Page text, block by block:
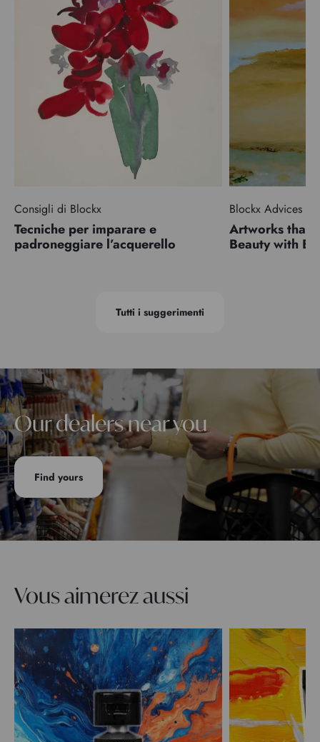
Consigli di Blockx
Tecniche per imparare e
padroneggiare l’acquerello
Blockx Advices
Artworks that
Beauty with
Tutti i suggerimenti
Our dealers near you
Find yours
Vous aimerez aussi